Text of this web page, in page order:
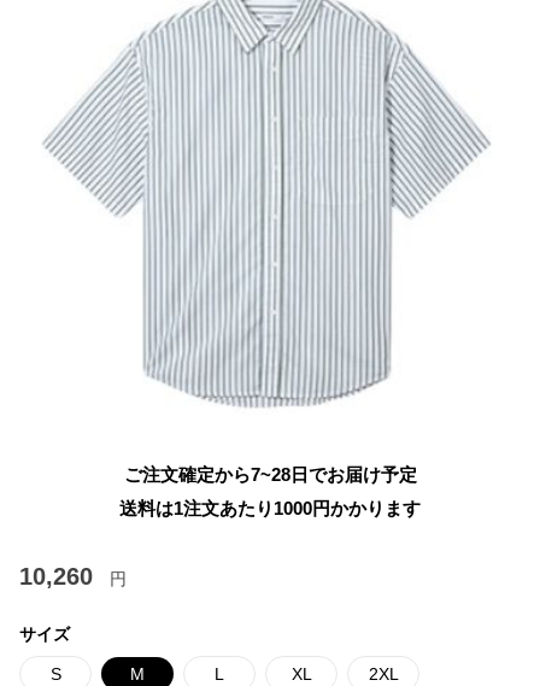
ご注文確定から7~28日でお届け予定
送料は1注文あたり 1000円かかります
10,260 円
サイズ
S M L XL 2XL